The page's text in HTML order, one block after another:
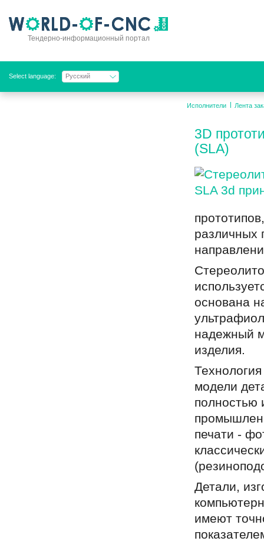
Тендерно-информационный портал
Select language: Русский
Исполнители Лента
3D
(SLA)
различных
основана
надежный
изделия.
модели
полностью
печати -
Детали,
имеют